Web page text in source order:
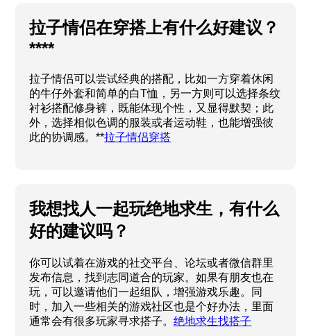
拉子情侣在穿搭上有什么好建议？
****
拉子情侣可以尝试经典的搭配，比如一方穿着休闲
的牛仔外套和简单的白T恤，另一方则可以选择条纹
衬衫搭配修身裤，既能体现个性，又显得默契；此
外，选择相似色调的服装或者运动鞋，也能增强彼
此的协调感。**拉子情侣穿搭
我想找人一起玩绝地求生，有什么
好的建议吗？
你可以试着在游戏的社交平台、论坛或者微信群里
发布信息，找到志同道合的玩家。如果有朋友也在
玩，可以邀请他们一起组队，增强游戏乐趣。同
时，加入一些相关的游戏社区也是个好办法，里面
通常会有很多玩家寻求搭子。绝地求生找搭子